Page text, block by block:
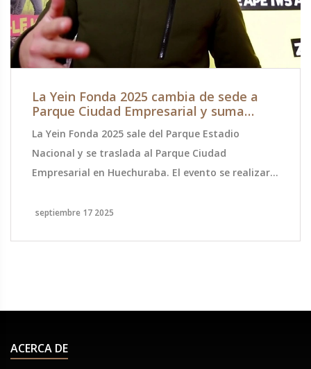
La Yein Fonda 2025 cambia de sede a
Parque Ciudad Empresarial y suma
Patrias
La Yein Fonda 2025 sale del Parque Estadio
Nacional y se traslada al Parque Ciudad
Empresarial en Huechuraba. El evento se realizará
cocinerías y panoramas familiares. Entradas por
septiembre 17 2025
ACERCA DE